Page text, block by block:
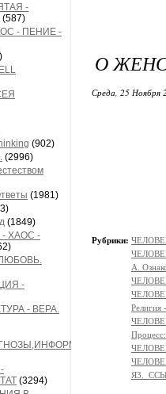
-
(587)
- ПЕНИЕ -
(902)
(2996)
(1981)
(1849)
ХАОС -
ЛЮБОВЬ.
-
- ВЕРА.
(3294)
О
Среда, 25 Ноября
Рубрики:
А.